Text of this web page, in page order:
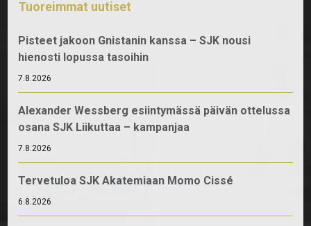
Tuoreimmat uutiset
Pisteet jakoon Gnistanin kanssa – SJK nousi
hienosti lopussa tasoihin
7.8.2026
Alexander Wessberg esiintymässä päivän ottelussa
osana SJK Liikuttaa – kampanjaa
7.8.2026
Tervetuloa SJK Akatemiaan Momo Cissé
6.8.2026